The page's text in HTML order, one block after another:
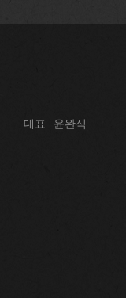
대표
윤완식